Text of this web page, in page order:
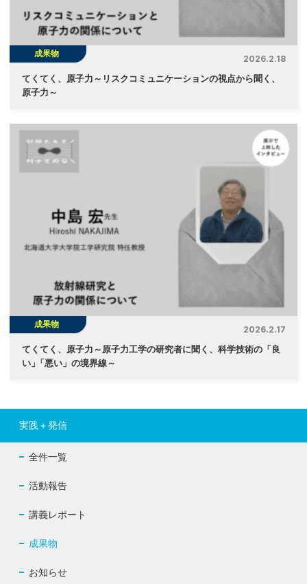
成果物
2026.2.18
てくてく、原子力～リスクコミュニケーションの視点から聞く、
原子力～
成果物
2026.2.17
てくてく、原子力～原子力工学の研究者に聞く、科学技術の「良
い」 「悪い」の境界線～
実践＋発信
全件一覧
活動報告
講義レポート
成果物
お知らせ